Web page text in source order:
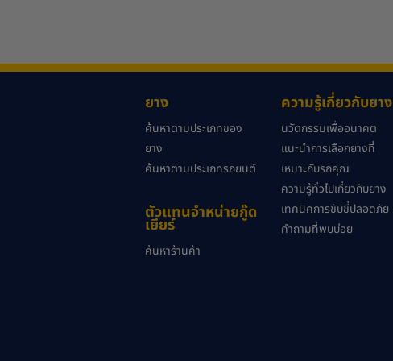
ยาง
ค้นหาตามประเภทของ
ยาง
ค้นหาตามประเภทรถยนต์
ตัวแทนจำหน่ายกู๊ด
เยียร์
ค้นหาร้านค้า
ความรู้เกี่ยวกับยาง
นวัตกรรมเพื่ออนาคต
แนะนำการเลือกยางที่
เหมาะกับรถคุณ
ความรู้ทั่วไปเกี่ยวกับยาง
เทคนิคการขับขี่ปลอดภัย
คำถามที่พบบ่อย